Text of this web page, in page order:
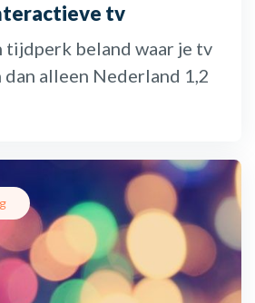
tv
tijdperk beland waar je tv
dan alleen Nederland 1,2